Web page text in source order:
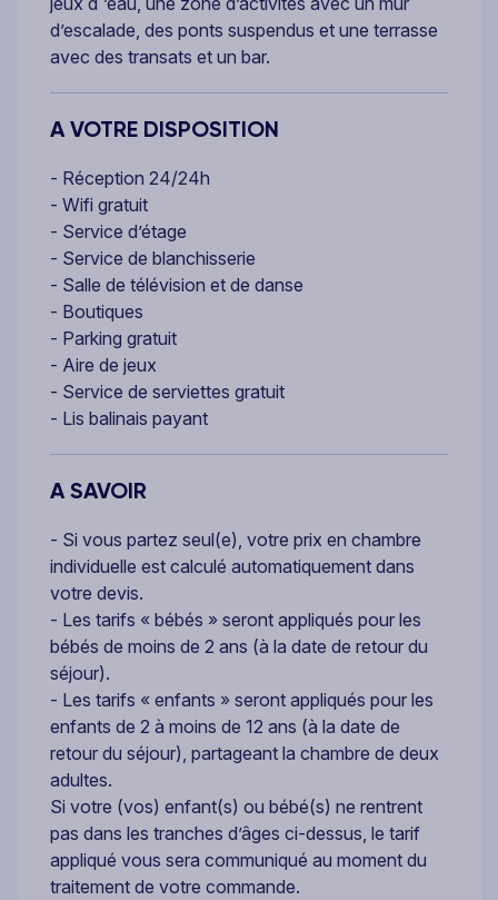
d’escalade, des ponts suspendus et une terrasse
avec des transats et un bar.
A VOTRE DISPOSITION
- Réception 24/24h
- Wifi gratuit
- Service d’étage
- Service de blanchisserie
- Salle de télévision et de danse
- Boutiques
- Parking gratuit
- Aire de jeux
- Service de serviettes gratuit
- Lis balinais payant
A SAVOIR
- Si vous partez seul(e), votre prix en chambre
individuelle est calculé automatiquement dans
votre devis.
- Les tarifs « bébés » seront appliqués pour les
bébés de moins de 2 ans (à la date de retour du
séjour).
- Les tarifs « enfants » seront appliqués pour les
enfants de 2 à moins de 12 ans (à la date de
retour du séjour), partageant la chambre de deux
adultes.
Si votre (vos) enfant(s) ou bébé(s) ne rentrent
pas dans les tranches d’âges ci-dessus, le tarif
appliqué vous sera communiqué au moment du
traitement de votre commande.